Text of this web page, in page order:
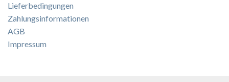
Lieferbedingungen
Zahlungsinformationen
AGB
Impressum